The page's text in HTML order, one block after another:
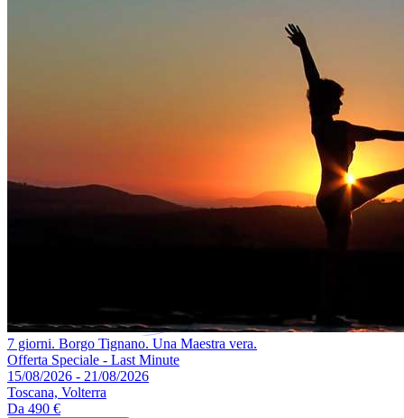
7 giorni. Borgo Tignano. Una Maestra vera.
Offerta Speciale - Last Minute
15/08/2026 - 21/08/2026
Toscana, Volterra
Da 490 €